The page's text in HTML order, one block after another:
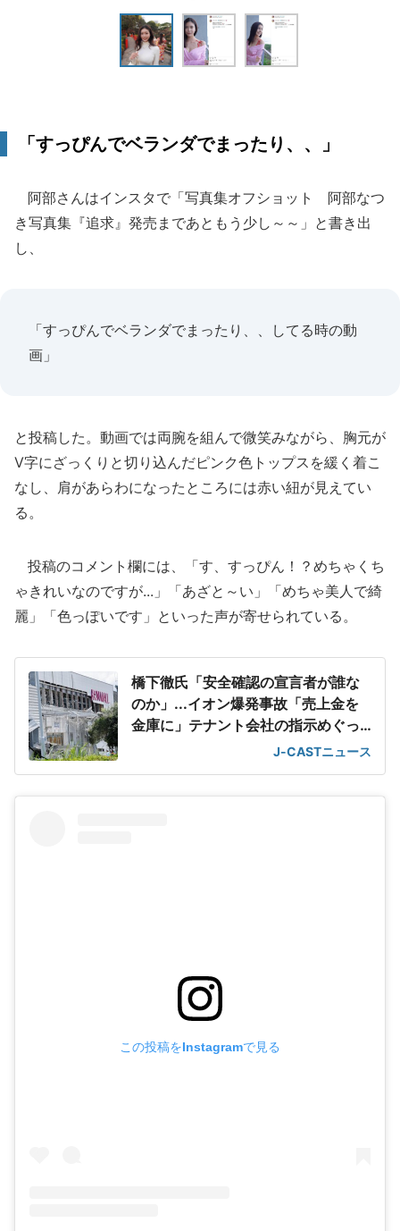
「すっぴんでベランダでまったり、、」
阿部さんはインスタで「写真集オフショット 阿部なつ
き写真集『追求』発売まであともう少し～～」と書き出
し、
「すっぴんでベランダでまったり、、してる時の動
画」
と投稿した。動画では両腕を組んで微笑みながら、胸元が
V字にざっくりと切り込んだピンク色トップスを緩く着こ
なし、肩があらわになったところには赤い紐が見えてい
る。
投稿のコメント欄には、「す、すっぴん！？めちゃくち
ゃきれいなのですが...」「あざと～い」「めちゃ美人で綺
麗」「色っぽいです」といった声が寄せられている。
橋下徹氏「安全確認の宣言者が誰な
のか」...イオン爆発事故「売上金を
金庫に」テナント会社の指示めぐっ
J-CASTニュース
この投稿をInstagramで見る